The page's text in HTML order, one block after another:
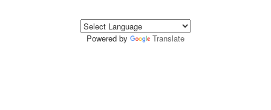
Powered by Translate